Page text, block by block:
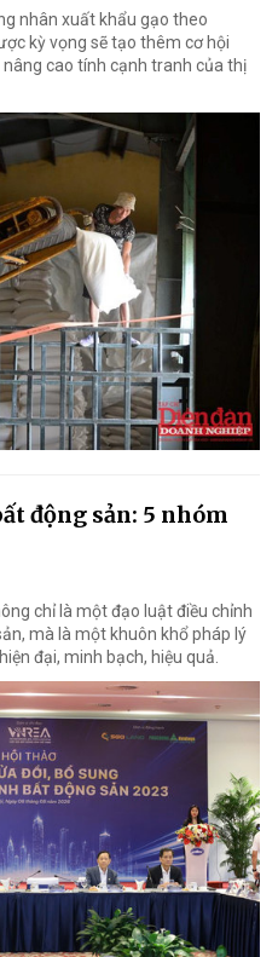
nhân xuất khẩu gạo theo
kỳ vọng sẽ tạo thêm cơ hội
cao tính cạnh tranh của thị
động sản: 5 nhóm
chỉ là một đạo luật điều chỉnh
mà là một khuôn khổ pháp lý
đại, minh bạch, hiệu quả.